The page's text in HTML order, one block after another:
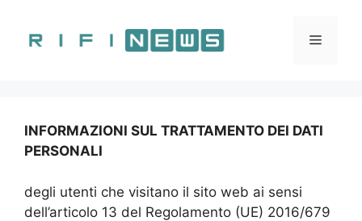
contenuto
Menu
INFORMAZIONI SUL TRATTAMENTO DEI DATI
PERSONALI
degli utenti che visitano il sito web ai sensi
dell’articolo 13 del Regolamento (UE) 2016/679